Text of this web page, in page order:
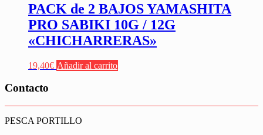
PACK de 2 BAJOS YAMASHITA
PRO SABIKI 10G / 12G
«CHICHARRERAS»
19,40€ Añadir al carrito
Contacto
PESCA PORTILLO